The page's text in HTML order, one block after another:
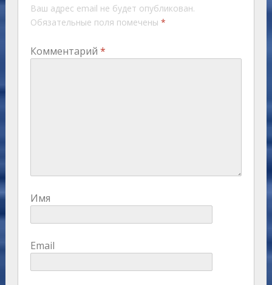
Ваш адрес email не будет опубликован.
Обязательные поля помечены *
Комментарий *
Имя
Email